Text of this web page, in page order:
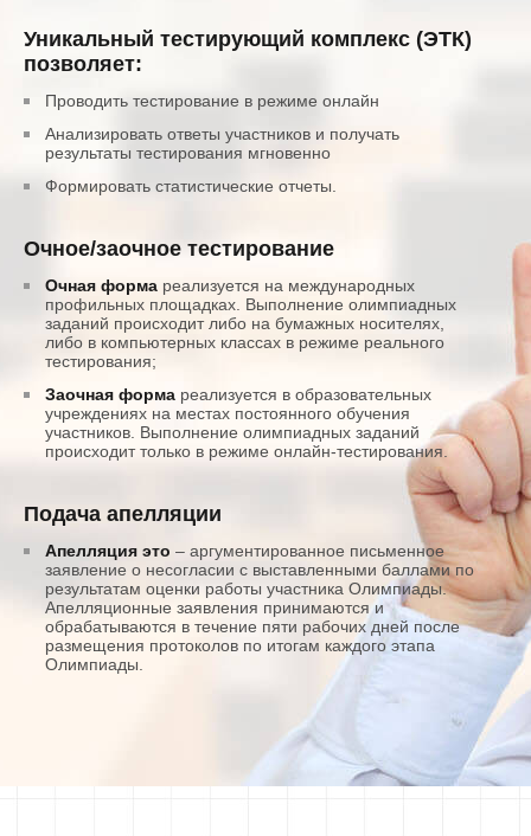
Уникальный тестирующий комплекс (ЭТК)
позволяет:
Проводить тестирование в режиме онлайн
Анализировать ответы участников и получать
результаты тестирования мгновенно
Формировать статистические отчеты.
Очное/заочное тестирование
Очная форма реализуется на международных
профильных площадках. Выполнение олимпиадных
заданий происходит либо на бумажных носителях,
либо в компьютерных классах в режиме реального
тестирования;
Заочная форма реализуется в образовательных
учреждениях на местах постоянного обучения
участников. Выполнение олимпиадных заданий
происходит только в режиме онлайн-тестирования.
Подача апелляции
Апелляция это – аргументированное письменное
заявление о несогласии с выставленными баллами по
результатам оценки работы участника Олимпиады.
Апелляционные заявления принимаются и
обрабатываются в течение пяти рабочих дней после
размещения протоколов по итогам каждого этапа
Олимпиады.